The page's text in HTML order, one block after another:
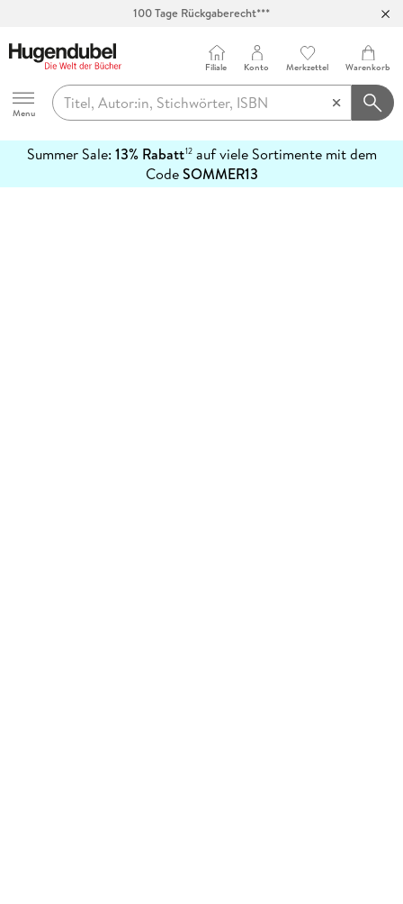
100 Tage Rückgaberecht***
Hugendubel
Menu
Filiale Konto Merkzettel Warenkorb
Summer Sale: 13% Rabatt12auf viele Sortimente mit dem
CodeSOMMER13
erfahren